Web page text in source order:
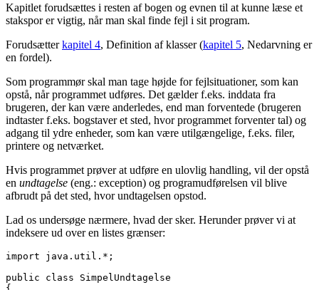
Kapitlet forudsættes i resten af bogen og evnen til at kunne læse et
stakspor er vigtig, når man skal finde fejl i sit program.
Forudsætterkapitel 4, Definition af klasser (kapitel 5, Nedarvning er
en fordel).
Som programmør skal man tage højde for fejlsituationer, som kan
opstå, når programmet udføres. Det gælder f.eks. inddata fra
brugeren, der kan være anderledes, end man forventede (brugeren
indtaster f.eks. bogstaver et sted, hvor programmet forventer tal) og
adgang til ydre enheder, som kan være utilgængelige, f.eks. filer,
printere og netværket.
Hvis programmet prøver at udføre en ulovlig handling, vil der opstå
en undtagelse (eng.: exception) og programudførelsen vil blive
afbrudt på det sted, hvor undtagelsen opstod.
Lad os undersøge nærmere, hvad der sker. Herunder prøver vi at
indeksere ud over en listes grænser:
import java.util.*;
public class SimpelUndtagelse